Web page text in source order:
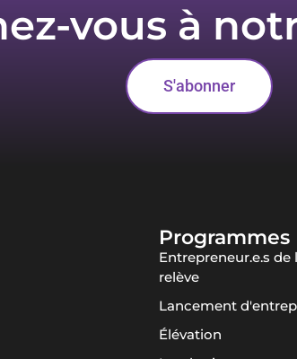
vous à
S'abonner
Programmes
Entrepreneur.e.s de
relève
Lancement
Élévation